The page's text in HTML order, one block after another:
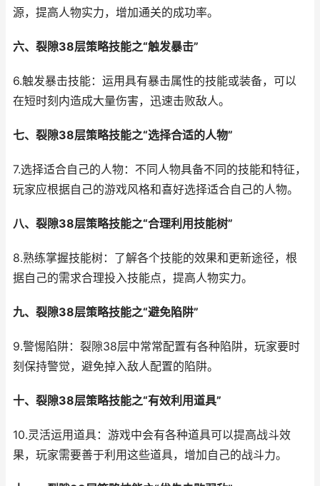
源，提高人物实力，增加通关的成功率。
六、裂隙38层策略技能之“触发暴击”
6.触发暴击技能：运用具有暴击属性的技能或装备，可以
在短时刻内造成大量伤害，迅速击败敌人。
七、裂隙38层策略技能之“选择合适的人物”
7.选择适合自己的人物：不同人物具备不同的技能和特征，
玩家应根据自己的游戏风格和喜好选择适合自己的人物。
八、裂隙38层策略技能之“合理利用技能树”
8.熟练掌握技能树：了解各个技能的效果和更新途径，根
据自己的需求合理投入技能点，提高人物实力。
九、裂隙38层策略技能之“避免陷阱”
9.警惕陷阱：裂隙38层中常常配置有各种陷阱，玩家要时
刻保持警觉，避免掉入敌人配置的陷阱。
十、裂隙38层策略技能之“有效利用道具”
10.灵活运用道具：游戏中会有各种道具可以提高战斗效
果，玩家需要善于利用这些道具，增加自己的战斗力。